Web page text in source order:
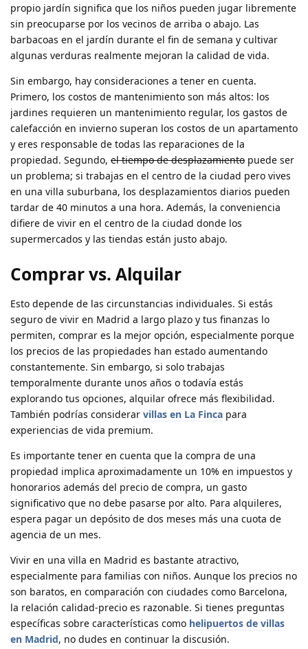
propio jardín significa que los niños pueden jugar libremente
sin preocuparse por los vecinos de arriba o abajo. Las
barbacoas en el jardín durante el fin de semana y cultivar
algunas verduras realmente mejoran la calidad de vida.
Sin embargo, hay consideraciones a tener en cuenta.
Primero, los costos de mantenimiento son más altos: los
jardines requieren un mantenimiento regular, los gastos de
calefacción en invierno superan los costos de un apartamento
y eres responsable de todas las reparaciones de la
propiedad. Segundo, el tiempo de desplazamiento puede ser
un problema; si trabajas en el centro de la ciudad pero vives
en una villa suburbana, los desplazamientos diarios pueden
tardar de 40 minutos a una hora. Además, la conveniencia
difiere de vivir en el centro de la ciudad donde los
supermercados y las tiendas están justo abajo.
Comprar vs. Alquilar
Esto depende de las circunstancias individuales. Si estás
seguro de vivir en Madrid a largo plazo y tus finanzas lo
permiten, comprar es la mejor opción, especialmente porque
los precios de las propiedades han estado aumentando
constantemente. Sin embargo, si solo trabajas
temporalmente durante unos años o todavía estás
explorando tus opciones, alquilar ofrece más flexibilidad.
También podrías considerar villas en La Finca para
experiencias de vida premium.
Es importante tener en cuenta que la compra de una
propiedad implica aproximadamente un 10% en impuestos y
honorarios además del precio de compra, un gasto
significativo que no debe pasarse por alto. Para alquileres,
espera pagar un depósito de dos meses más una cuota de
agencia de un mes.
Vivir en una villa en Madrid es bastante atractivo,
especialmente para familias con niños. Aunque los precios no
son baratos, en comparación con ciudades como Barcelona,
la relación calidad-precio es razonable. Si tienes preguntas
específicas sobre características como helipuertos de villas
en Madrid, no dudes en continuar la discusión.